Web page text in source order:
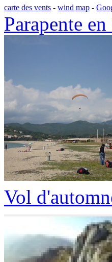
carte des vents - wind map -
Parapente
Vol